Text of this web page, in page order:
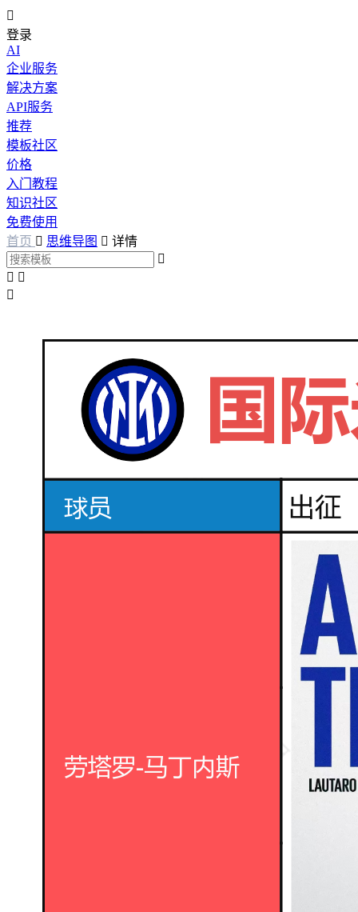

登录
AI
企业服务
解决方案
API服务
推荐
模板社区
价格
入门教程
知识社区
免费使用
首页  思维导图  详情

 
